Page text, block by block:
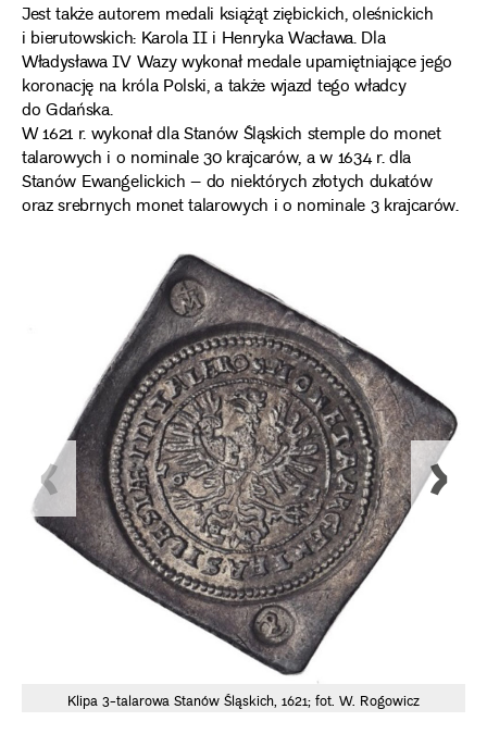
Jest także autorem medali książąt ziębickich, oleśnickich
i bierutowskich: Karola II i Henryka Wacława. Dla
Władysława IV Wazy wykonał medale upamiętniające jego
koronację na króla Polski, a także wjazd tego władcy
do Gdańska.
W 1621 r. wykonał dla Stanów Śląskich stemple do monet
talarowych i o nominale 30 krajcarów, a w 1634 r. dla
Stanów Ewangelickich – do niektórych złotych dukatów
oraz srebrnych monet talarowych i o nominale 3 krajcarów.
Klipa 3-talarowa Stanów Śląskich, 1621; fot. W. Rogowicz